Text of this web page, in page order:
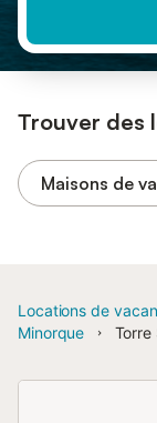
Trouver des
Maisons de
Locations de
Minorque
Torre